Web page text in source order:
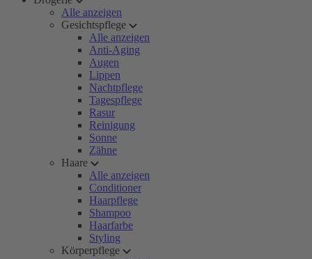
Alle anzeigen
Gesichtspflege
Alle anzeigen
Anti-Aging
Augen
Lippen
Nachtpflege
Tagespflege
Rasur
Reinigung
Sonne
Zähne
Haare
Alle anzeigen
Conditioner
Haarpflege
Shampoo
Haarfarbe
Styling
Körperpflege